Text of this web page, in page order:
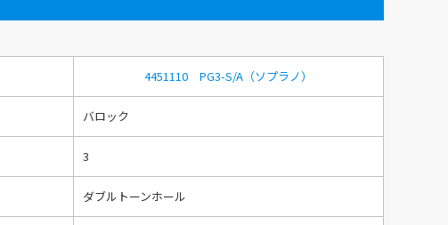
4451110 PG3-S/A（ソプラノ）
バロック
3
ダブルトーンホール